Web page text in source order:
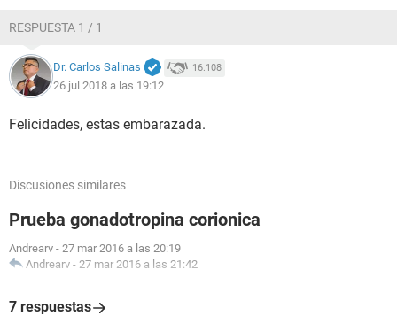
RESPUESTA 1 / 1
Dr. Carlos Salinas 16.108
26 jul 2018 a las 19:12
Felicidades, estas embarazada.
Discusiones similares
Prueba gonadotropina corionica
Andrearv - 27 mar 2016 a las 20:19
Andrearv - 27 mar 2016 a las 21:42
7 respuestas